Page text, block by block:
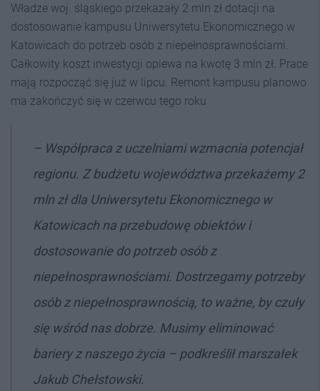
Władze woj. śląskiego przekazały 2 mln zł dotacji na
dostosowanie kampusu Uniwersytetu Ekonomicznego w
Katowicach do potrzeb osób z niepełnosprawnościami.
Całkowity koszt inwestycji opiewa na kwotę 3 mln zł. Prace
mają rozpocząć się już w lipcu. Remont kampusu planowo
ma zakończyć się w czerwcu tego roku
– Współpraca z uczelniami wzmacnia potencjał
regionu. Z budżetu województwa przekażemy 2
mln zł dla Uniwersytetu Ekonomicznego w
Katowicach na przebudowę obiektów i
dostosowanie do potrzeb osób z
niepełnosprawnościami. Dostrzegamy potrzeby
osób z niepełnosprawnością, to ważne, by czuły
się wśród nas dobrze. Musimy eliminować
bariery z naszego życia – podkreślił marszałek
Jakub Chełstowski.